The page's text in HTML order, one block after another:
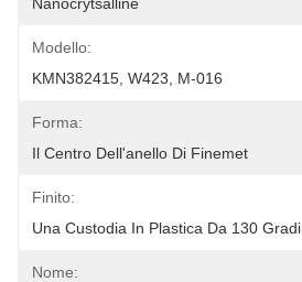
Modello:
KMN382415, W423, M-016
Forma:
Il Centro Dell'anello Di Finemet
Finito:
Una Custodia In Plastica Da 130 Gradi
Nome: